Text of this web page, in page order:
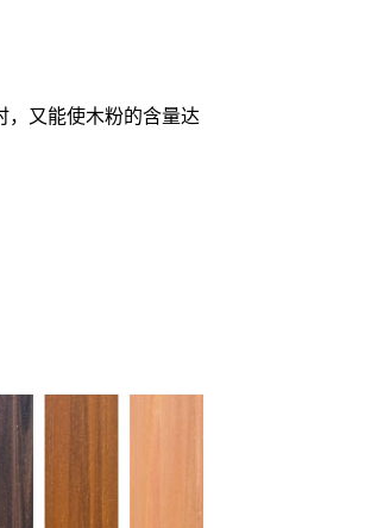
，又能使木粉的含量达